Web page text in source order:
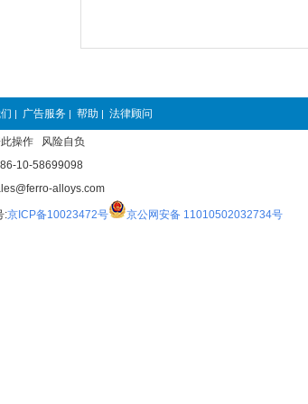
| 广告服务 | 帮助 | 法律顾问
操作 风险自负
10-58699098
alloys.com
:京ICP备10023472号 京公网安备 11010502032734号